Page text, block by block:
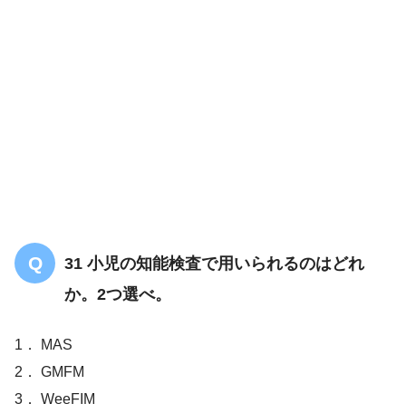
31 小児の知能検査で用いられるのはどれ
か。2つ選べ。
1． MAS
2． GMFM
3． WeeFIM